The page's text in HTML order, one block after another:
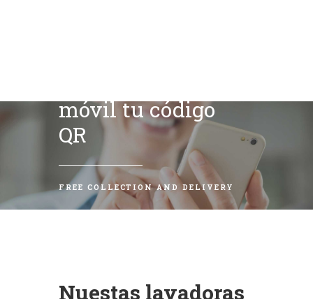
móvil tu código
QR
FREE COLLECTION AND DELIVERY
Nuestas lavadoras